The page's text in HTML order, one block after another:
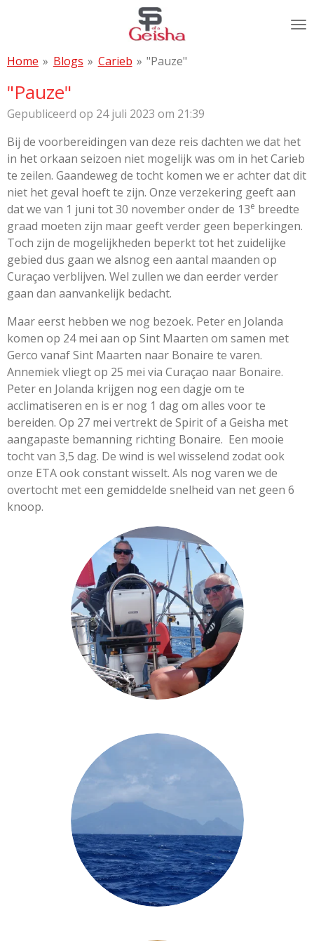
de
Home » Blogs » Carieb » "Pauze"
"Pauze"
Gepubliceerd op 24 juli 2023 om 21:39
Bij de voorbereidingen van deze reis dachten we dat het
in het orkaan seizoen niet mogelijk was om in het Carieb
te zeilen. Gaandeweg de tocht komen we er achter dat dit
niet het geval hoeft te zijn. Onze verzekering geeft aan
dat we van 1 juni tot 30 november onder de 13e breedte
graad moeten zijn maar geeft verder geen beperkingen.
Toch zijn de mogelijkheden beperkt tot het zuidelijke
gebied dus gaan we alsnog een aantal maanden op
Curaçao verblijven. Wel zullen we dan eerder verder
gaan dan aanvankelijk bedacht.
Maar eerst hebben we nog bezoek. Peter en Jolanda
komen op 24 mei aan op Sint Maarten om samen met
Gerco vanaf Sint Maarten naar Bonaire te varen.
Annemiek vliegt op 25 mei via Curaçao naar Bonaire.
Peter en Jolanda krijgen nog een dagje om te
acclimatiseren en is er nog 1 dag om alles voor te
bereiden. Op 27 mei vertrekt de Spirit of a Geisha met
aangapaste bemanning richting Bonaire. Een mooie
tocht van 3,5 dag. De wind is wel wisselend zodat ook
onze ETA ook constant wisselt. Als nog varen we de
overtocht met een gemiddelde snelheid van net geen 6
knoop.